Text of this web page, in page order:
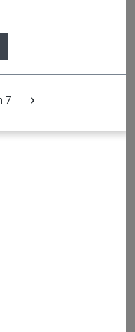
Filiale angezeigt.
7